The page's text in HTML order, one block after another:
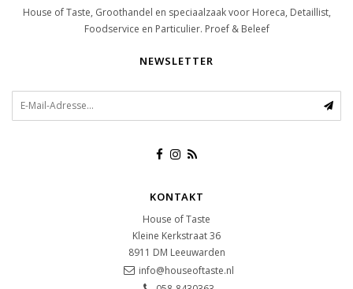
House of Taste, Groothandel en speciaalzaak voor Horeca, Detaillist,
Foodservice en Particulier. Proef & Beleef
NEWSLETTER
KONTAKT
House of Taste
Kleine Kerkstraat 36
8911 DM Leeuwarden
info@houseoftaste.nl